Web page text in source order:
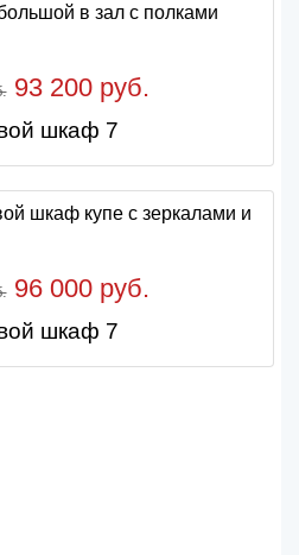
93 200 руб.
шкаф 7
96 000 руб.
шкаф 7